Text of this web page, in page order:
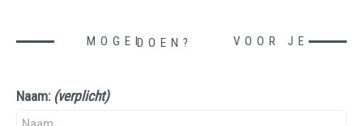
MOGEN WE IETS VOOR JE DOEN?
Naam: (verplicht)